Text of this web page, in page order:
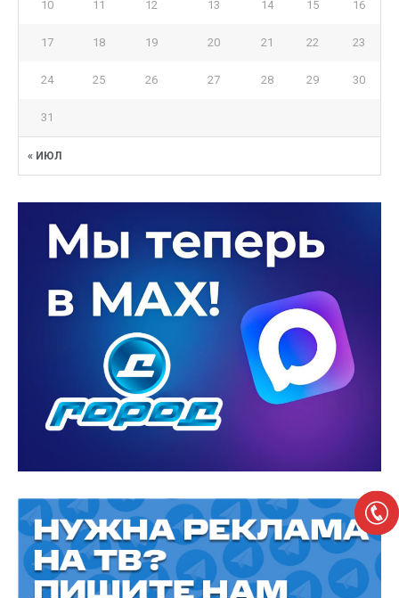
« ИЮЛ
10 11 12 13 14 15 16
17 18 19 20 21 22 23
24 25 26 27 28 29 30
31